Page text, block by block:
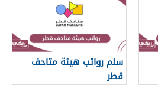
سلم رواتب هيئة متاحف
قطر